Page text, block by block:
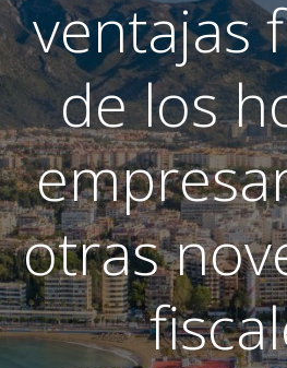
ventajas
de los
otras